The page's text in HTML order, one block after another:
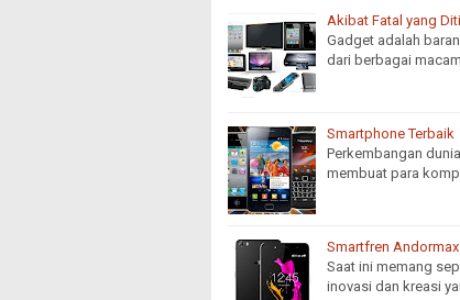
Akibat Fatal yang
Gadget adalah
dari berbagai
Smartphone Terbaik
Perkembangan
membuat para
Smartfren
Saat ini memang
inovasi dan kreasi